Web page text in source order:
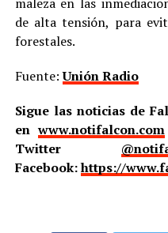
de alta tensión, para
forestales.
Fuente:Unión Radio
Sigue las noticias de
enwww.notifalcon.com
Twitter
Facebook:https://